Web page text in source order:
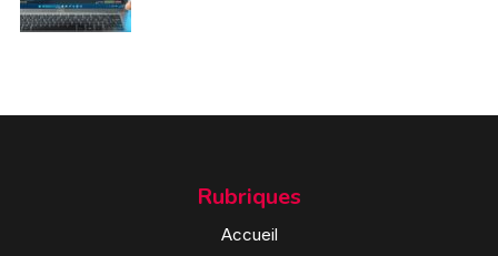
Rubriques
Accueil